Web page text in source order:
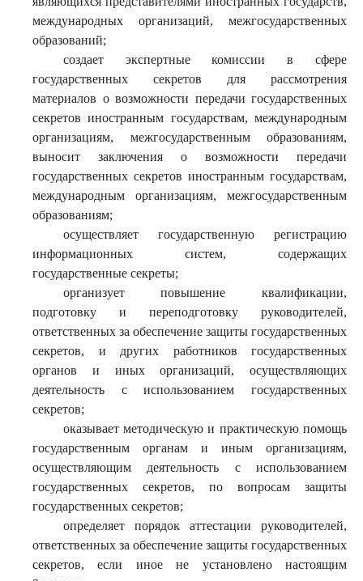
международных организаций, межгосударственных
образований;
создает экспертные комиссии в сфере
государственных секретов для рассмотрения
материалов о возможности передачи государственных
секретов иностранным государствам, международным
организациям, межгосударственным образованиям,
выносит заключения о возможности передачи
государственных секретов иностранным государствам,
международным организациям, межгосударственным
образованиям;
осуществляет государственную регистрацию
информационных систем, содержащих
государственные секреты;
организует повышение квалификации,
подготовку и переподготовку руководителей,
ответственных за обеспечение защиты государственных
секретов, и других работников государственных
органов и иных организаций, осуществляющих
деятельность с использованием государственных
секретов;
оказывает методическую и практическую помощь
государственным органам и иным организациям,
осуществляющим деятельность с использованием
государственных секретов, по вопросам защиты
государственных секретов;
определяет порядок аттестации руководителей,
ответственных за обеспечение защиты государственных
секретов, если иное не установлено настоящим